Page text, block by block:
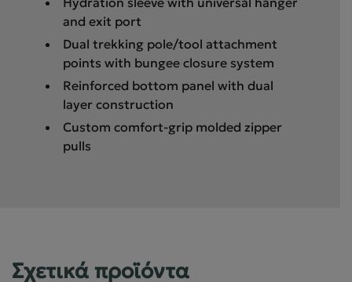
and exit port
Dual trekking pole/tool attachment
points with bungee closure system
Reinforced bottom panel with dual
layer construction
Custom comfort-grip molded zipper
pulls
Σχετικά προϊόντα